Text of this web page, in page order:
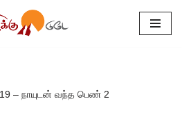
– நாயுடன் வந்த பெண் 2